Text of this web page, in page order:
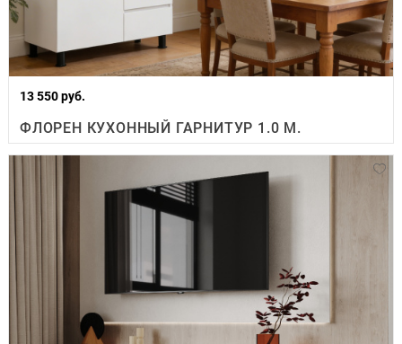
13 550 руб.
ФЛОРЕН КУХОННЫЙ ГАРНИТУР 1.0 М.